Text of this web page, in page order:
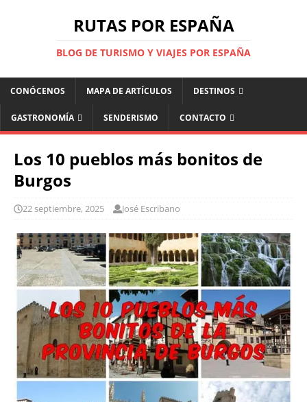
RUTAS POR ESPAÑA
BLOG DE TURISMO Y VIAJES POR ESPAÑA
CONÓCENOS MAPA DE ARTÍCULOS DESTINOS
GASTRONOMÍA SENDERISMO CONTACTO
Los 10 pueblos más bonitos de
Burgos
22 septiembre, 2025 José Escribano